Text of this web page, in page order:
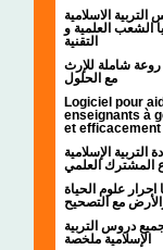
الاسلامية
الشعب العلمية و
التقنية
شاملة للإرث
مع الحلول
Logiciel pour
enseignants à
et
الإسلامية
المشترك العلمي
احرار علوم الحياة
مع التصحيح
دروس التربية
الإسلامية ملخصة